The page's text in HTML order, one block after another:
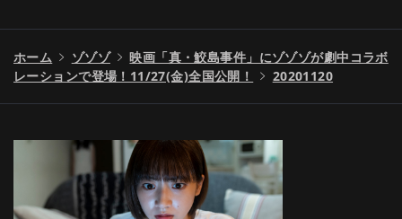
プ
ホーム ゾゾゾ
映画「真・鮫島事件」にゾゾゾが劇中コラボ
レーションで登場！11/27(金)全国公開！
20201120